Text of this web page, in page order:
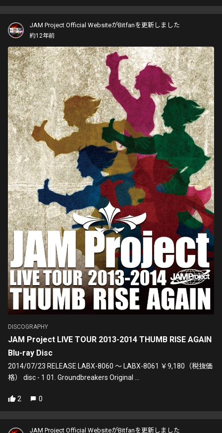
JAM Project Official WebsiteがBitfanを更新しました
約12年前
DISCOGRAPHY
JAM Project LIVE TOUR 2013-2014 THUMB RISE AGAIN
Blu-ray Disc
2014/07/23 RELEASE LABX-8060 ～ LABX-8061 ￥9,180（税抜価
格） disc - 1 01. Groundbreakers Original ...
2 0
JAM Project Official WebsiteがBitfanを更新しました